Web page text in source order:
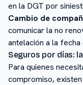
en la DGT por
Cambio de
comunicar la no
antelación a la
Seguros por días:
Para quienes
compromiso,